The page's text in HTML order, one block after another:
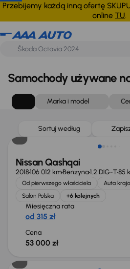
Przebijemy każdą inną ofertę
online TU.
Samochody używane
Marka i model
Sortuj według
Nissan Qashqai
2018106 012 kmBenzyna1.2 DIG-T85
Od pierwszego właściciela Auta
Salon Polska
+6 kolejnych
Miesięczna rata
od 315 zł
Cena
53 000 zł